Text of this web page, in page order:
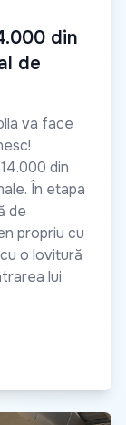
din
de
va face
din
În etapa
de
propriu cu
o lovitură
lui